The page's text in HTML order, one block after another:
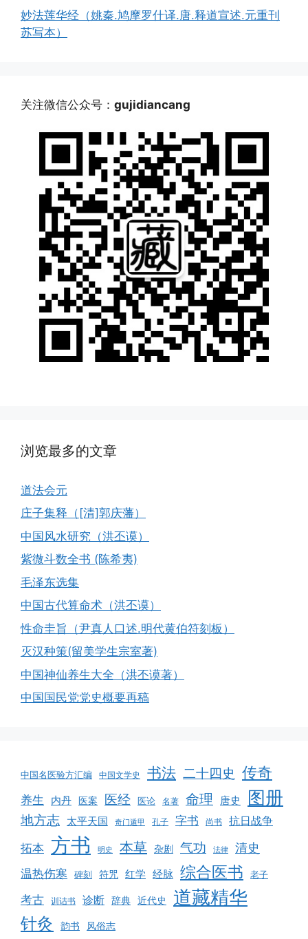
妙法莲华经（姚秦.鸠摩罗什译.唐.释道宣述.元重刊
苏写本）
关注微信公众号： gujidiancang
浏览最多的文章
道法会元
庄子集释（[清]郭庆藩）
中国风水研究（洪丕谟）
紫微斗数全书 (陈希夷)
毛泽东选集
中国古代算命术（洪丕谟）
性命圭旨（尹真人口述.明代黄伯符刻板）
灭汉种策(留美学生宗室著)
中国神仙养生大全（洪丕谟著）
中国国民党党史概要再稿
中国名医验方汇编 中国文学史 书法 二十四史 传奇
养生 内丹 医案 医经 医论 名著 命理 唐史 图册
地方志 太平天国 奇门遁甲 孔子 字书 尚书 抗日战争
拓本 方书 明史 本草 杂剧 气功 法律 清史
温热伤寒 碑刻 符咒 红学 经脉 综合医书 老子
考古 训诂书 诊断 辞典 近代史 道藏精华
针灸 韵书 风俗志